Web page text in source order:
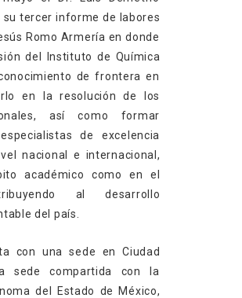
su tercer informe de labores
Romo Armería en donde
del Instituto de Química
de frontera en
en la resolución de los
así como formar
de excelencia
nacional e internacional,
académico como en el
al desarrollo
del país.
con una sede en Ciudad
sede compartida con la
del Estado de México,